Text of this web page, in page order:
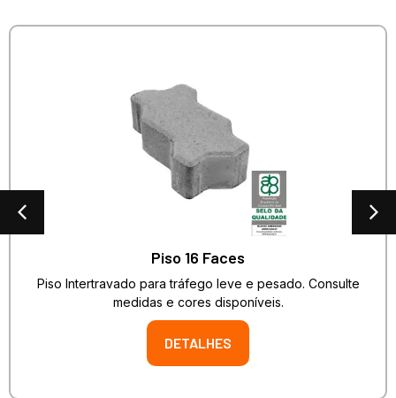
Piso 16 Faces
Piso Intertravado para tráfego leve e pesado. Consulte
medidas e cores disponíveis.
DETALHES